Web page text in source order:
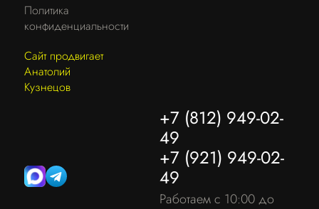
Политика
конфиденциальности
Сайт продвигает
Анатолий
Кузнецов
+7 (812) 949-02-
49
+7 (921) 949-02-
49
Работаем с 10:00 до